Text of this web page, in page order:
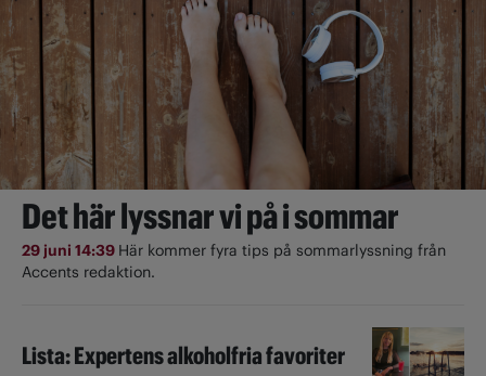
Det här lyssnar vi på i sommar
29 juni 14:39 Här kommer fyra tips på sommarlyssning från
Accents redaktion.
Lista: Expertens alkoholfria favoriter